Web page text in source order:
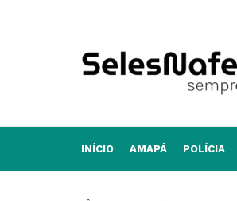
INÍCIO AMAPÁ POLÍCIA